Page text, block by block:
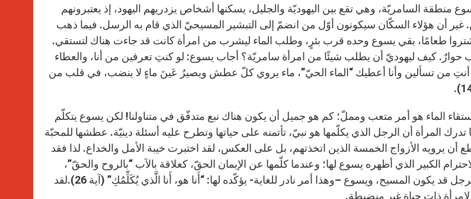
يسوع منطقة السامريّة، وهي تقع بين اليهوديّة والجليل، يسكنها أشخاص يزدريهم اليهود، إذ يعتبرونهم
غير أن هؤلاء السكّان سيكونون أوّل من انضمّ إلى التبشير المسيحيّ الذي قام به الرسل. فيما ذهب
طعامًا، بقي يسوع وحده قرب بئرٍ، وطلب الماء ليشرب من امرأة كانت قد جاءت هناك لتستقي.
حوارٌ. كيف ليهوديّ أن يطلب شيئًا من امرأة سامريّة؟ أجاب يسوع: لو كنتِ تعرفين من أنا، والعطاء
أنتِ من تسألين وأنا أعطيك “الماء الحيّ”، ماء يروي كلّ عطش ويصيرُ عَينَ ماءٍ لا ينضب، في قلب من
الماء هو أمر متعب ومملّ؛ كم هو جميل أن يكون هناك نبع متدفّق في متناولنا! لكن يسوع يتكلّم
المرأة أن الرجل الذي يكلّمها هو نبيّ، تأتمنه على حياتها وتطرح عليه أسئلة دينيّة. عطشها للمحبّة
أن يرويه الأزواج الخمسة الذين اتخذتهم، بل على العكس، لقد اختبرت خيبة الأمل والخداع. لذا فقد
الكبير الذي أظهره يسوع لها؛ وعندما كلّمها عن الإيمان الحقّ، كعلاقة بالآب “بالروح والحقّ”،
شعرت حينها أن هذا الرجل قد يكون المسيح، ويسوع –وهذا أمر نادر للغاية- يؤكّده لها: “أَنا هو، أَنا الَّذي يُكَلِّمُكِ” (آية 26).لقد
ذات حياة غير منضبطة.